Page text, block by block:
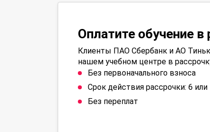
Оплатите обучение в
Клиенты ПАО Сбербанк и АО
нашем учебном центре в
Без первоначального взноса
Срок действия рассрочки: 6
Без переплат